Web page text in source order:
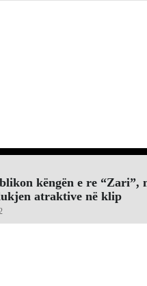
këngën e re “Zari”,
atraktive në klip